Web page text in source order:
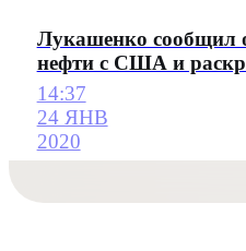
Лукашенко сообщил
нефти с США и
14:37
24 ЯНВ
2020